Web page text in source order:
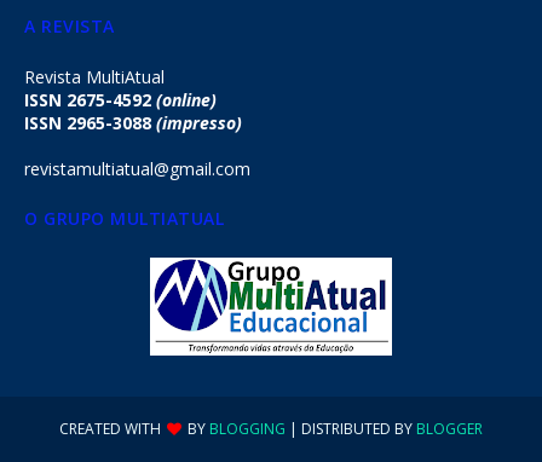
A REVISTA
Revista MultiAtual
ISSN 2675-4592 (online)
ISSN 2965-3088 (impresso)
revistamultiatual@gmail.com
O GRUPO MULTIATUAL
CREATED WITH BY BLOGGING | DISTRIBUTED BY BLOGGER